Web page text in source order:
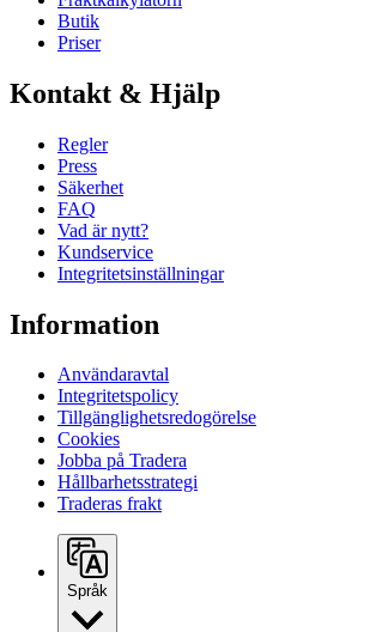
Butik
Priser
Kontakt & Hjälp
Regler
Press
Säkerhet
FAQ
Vad är nytt?
Kundservice
Integritetsinställningar
Information
Användaravtal
Integritetspolicy
Tillgänglighetsredogörelse
Cookies
Jobba på Tradera
Hållbarhetsstrategi
Traderas frakt
Språk